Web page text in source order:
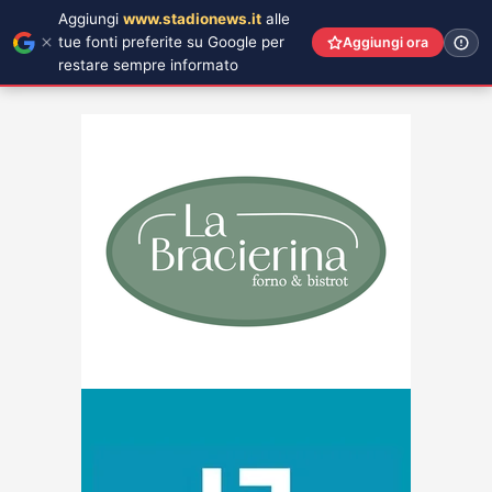
Aggiungi www.stadionews.it alle
tue fonti preferite su Google per
restare sempre informato
Aggiungi ora